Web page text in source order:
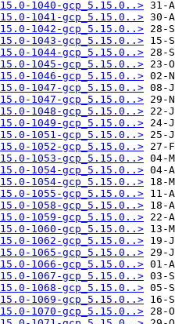
1040-gcp_5.15.0..>
1041-gcp_5.15.0..>
1042-gcp_5.15.0..>
1043-gcp_5.15.0..>
1044-gcp_5.15.0..>
1045-gcp_5.15.0..>
1046-gcp_5.15.0..>
1047-gcp_5.15.0..>
1047-gcp_5.15.0..>
1048-gcp_5.15.0..>
1049-gcp_5.15.0..>
1051-gcp_5.15.0..>
1052-gcp_5.15.0..>
1053-gcp_5.15.0..>
1054-gcp_5.15.0..>
1054-gcp_5.15.0..>
1055-gcp_5.15.0..>
1058-gcp_5.15.0..>
1059-gcp_5.15.0..>
1060-gcp_5.15.0..>
1062-gcp_5.15.0..>
1065-gcp_5.15.0..>
1066-gcp_5.15.0..>
1067-gcp_5.15.0..>
1068-gcp_5.15.0..>
1069-gcp_5.15.0..>
1070-gcp_5.15.0..>